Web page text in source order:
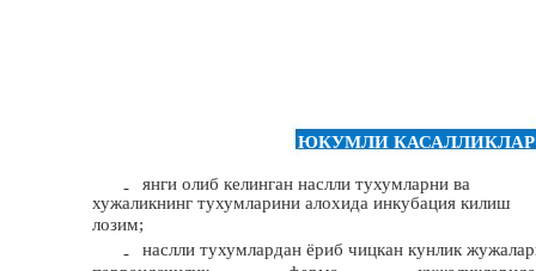
ЮКУМЛИ КАСАЛЛИКЛАР
-
янги олиб келинган наслли тухумларни ва
хужаликнинг тухумларини алохида инкубация килиш
лозим;
-
наслли тухумлардан ёриб чицкан кунлик